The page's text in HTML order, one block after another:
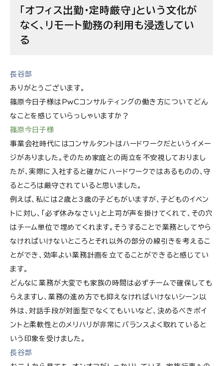
「オフィス出勤・定時厳守」という文化が
なく、リモート勤務の利用も浸透してい
る
長谷部
ありがとうございます。
篠原今日子様はPwCコンサルティングの働き方についてどん
なことを感じていらっしゃいますか？
篠原今日子様
事業会社時代にはコンサルタントはハードワークだというイメー
ジがありました。そのため家庭との両立を不安視しておりまし
たが、実際に入社すると確かにハードワークではあるものの、守
るところは厳守されていると思いました。
例えば、私には2歳と3歳の子どもがいますが、子どものイベン
トに対し、「必ず休みなさい」と上司が声を掛けてくれて、その穴
はチーム単位で埋めてくれます。そうすることで業務としてやら
なければいけないところとそれ以外の部分の線引きを考えるこ
とができ、効率よい業務計画を立てることができると感じてい
ます。
どんなに業務が大変でも家族の時間は必ずチームで確保しても
らえますし、業務の進め方でも抑えなければいけないシーン以
外は、対話手段が対面型でなくてもいいなど、決めるべきポイ
ントと柔軟性とのメリハリが非常にバランスよく取れていると
いう印象を受けました。
長谷部